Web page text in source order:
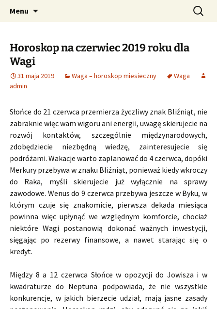
CzaroMarowy horoskop
dzienny, miesięczny i
tygodniowy
Profesjonalne przepowiednie astrologiczne
Menu Szukaj:
Horoskop na czerwiec 2019 roku dla
Wagi
31 maja 2019 Waga – horoskop miesieczny
Waga
admin
Słońce do 21 czerwca przemierza życzliwy znak Bliźniąt, nie
zabraknie więc wam wigoru ani energii, uwagę skierujecie na
rozwój kontaktów, szczególnie międzynarodowych,
zdobędziecie niezbędną wiedzę, zainteresujecie się
podróżami. Wakacje warto zaplanować do 4 czerwca, dopóki
Merkury przebywa w znaku Bliźniąt, ponieważ kiedy wkroczy
do Raka, myśli skierujecie już wyłącznie na sprawy
zawodowe. Wenus do 9 czerwca przebywa jeszcze w Byku, w
którym czuje się znakomicie, pierwsza dekada miesiąca
powinna więc upłynąć we względnym komforcie, chociaż
niektóre Wagi postanowią dokonać ważnych inwestycji,
sięgając po rezerwy finansowe, a nawet starając się o
kredyt.
Między 8 a 12 czerwca Słońce w opozycji do Jowisza i w
kwadraturze do Neptuna podpowiada, że nie wszystkie
konkurencje, w jakich bierzecie udział, mają jasne zasady